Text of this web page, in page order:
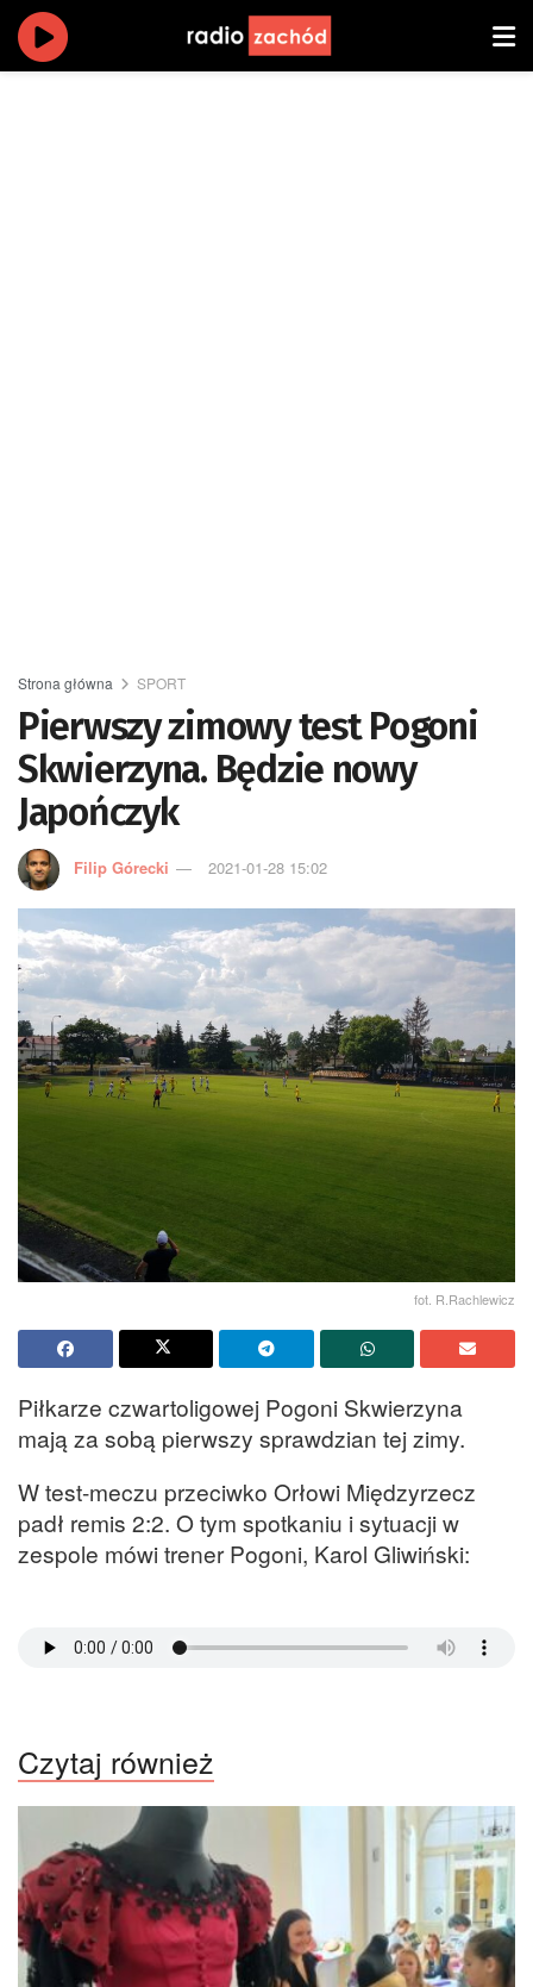
Strona główna SPORT
Pierwszy zimowy test Pogoni
Skwierzyna. Będzie nowy
Japończyk
Filip Górecki 2021-01-28 15:02
fot. R.Rachlewicz
Piłkarze czwartoligowej Pogoni Skwierzyna
mają za sobą pierwszy sprawdzian tej zimy.
W test-meczu przeciwko Orłowi Międzyrzecz
padł remis 2:2. O tym spotkaniu i sytuacji w
zespole mówi trener Pogoni, Karol Gliwiński:
Czytaj również